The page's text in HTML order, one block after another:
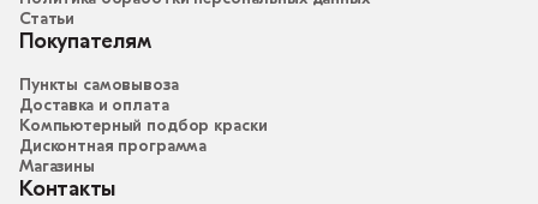
Статьи
Покупателям
Пункты самовывоза
Доставка и оплата
Компьютерный подбор краски
Дисконтная программа
Магазины
Контакты